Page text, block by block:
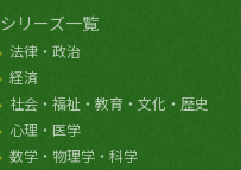
シリーズ一覧
法律・政治
経済
社会・福祉・教育・文化・歴史
心理・医学
数学・物理学・科学